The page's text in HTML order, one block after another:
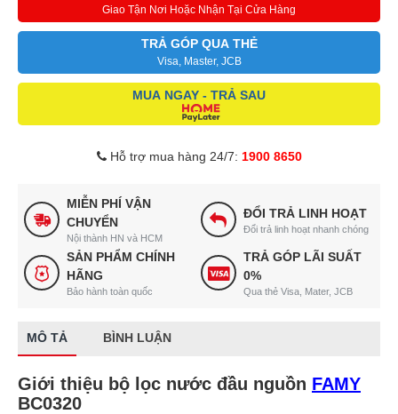
Giao Tận Nơi Hoặc Nhận Tại Cửa Hàng
TRẢ GÓP QUA THẺ
Visa, Master, JCB
MUA NGAY - TRẢ SAU
Hỗ trợ mua hàng 24/7: 1900 8650
MIỄN PHÍ VẬN
CHUYỂN
Nội thành HN và HCM
ĐỔI TRẢ LINH HOẠT
Đổi trả linh hoạt nhanh chóng
SẢN PHẨM CHÍNH
HÃNG
Bảo hành toàn quốc
TRẢ GÓP LÃI SUẤT
0%
Qua thẻ Visa, Mater, JCB
MÔ TẢ BÌNH LUẬN
Giới thiệu bộ lọc nước đầu nguồn FAMY
BC0320